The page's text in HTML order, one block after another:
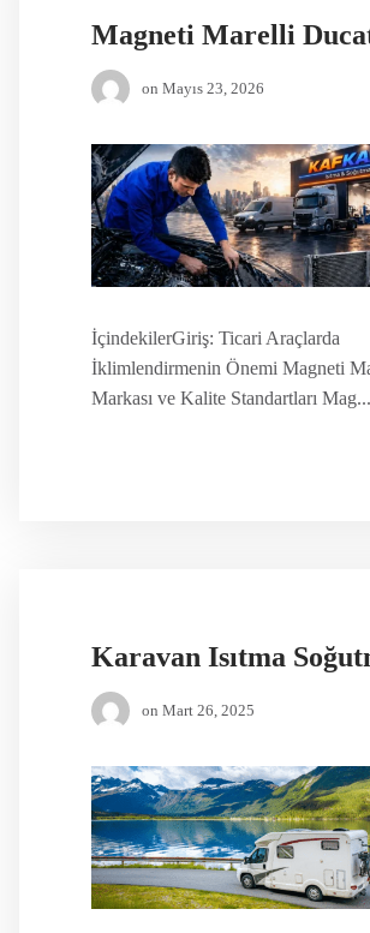
on Mayıs 23, 2026
İçindekilerGiriş: Ticari Araçlarda
İklimlendirmenin Önemi Magneti
Markası ve Kalite Standartları Mag...
Karavan Isıtma
on Mart 26, 2025